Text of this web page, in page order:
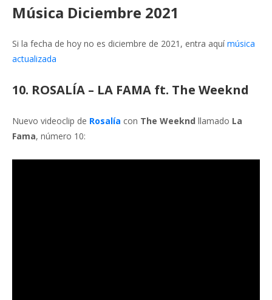
Música Diciembre 2021
Si la fecha de hoy no es diciembre de 2021, entra aquímúsica
actualizada
10. ROSALÍA – LA FAMA ft. The Weeknd
Nuevo videoclip de Rosalía con The Weeknd llamado La
Fama, número 10: